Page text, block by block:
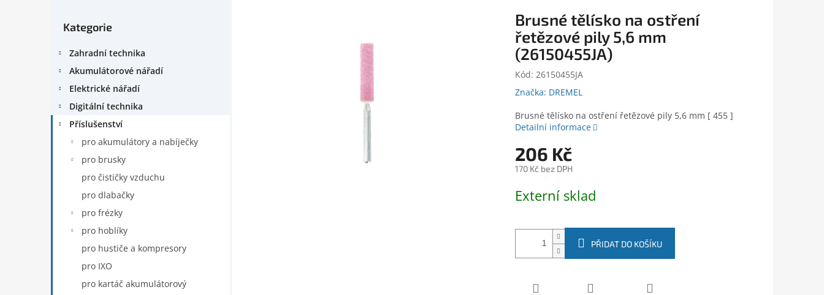
í
Přeskočit
Kategorie
Zahradní technika
Akumulátorové nářadí
Elektrické nářadí
Digitální technika
Příslušenství
pro akumulátory a nabíječky
pro brusky
pro čističky vzduchu
pro dlabačky
pro frézky
pro hoblíky
pro hustiče a kompresory
pro IXO
pro kartáč akumulátorový
Brusné tělísko na ostření
řetězové pily 5,6 mm
(26150455JA)
Kód: 26150455JA
Značka: DREMEL
Brusné tělísko na ostření řetězové pily 5,6 mm [ 455 ]
Detailní informace
206 Kč
170 Kč bez DPH
cena:
Externí sklad
PŘIDAT DO KOŠÍKU